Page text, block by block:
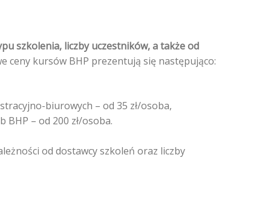
szkolenia, liczby uczestników, a także od
ceny kursów BHP prezentują się następująco:
biurowych – od 35 zł/osoba,
BHP – od 200 zł/osoba.
od dostawcy szkoleń oraz liczby